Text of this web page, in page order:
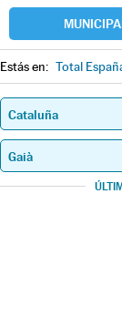
Estás en: Total